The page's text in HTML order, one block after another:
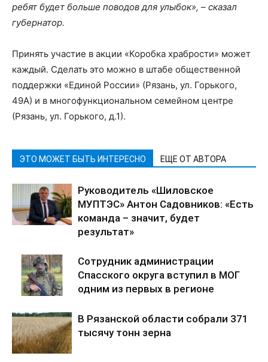
ребят будет больше поводов для улыбок», – сказал
губернатор.
Принять участие в акции «Коробка храбрости» может
каждый. Сделать это можно в штабе общественной
поддержки «Единой России» (Рязань, ул. Горького,
49А) и в многофункциональном семейном центре
(Рязань, ул. Горького, д.1).
ЭТО МОЖЕТ БЫТЬ ИНТЕРЕСНО ЕЩЕ ОТ АВТОРА
Руководитель «Шиловское
МУПТЭС» Антон Садовников: «Есть
команда – значит, будет
результат»
Сотрудник администрации
Спасского округа вступил в МОГ
одним из первых в регионе
В Рязанской области собрали 371
тысячу тонн зерна